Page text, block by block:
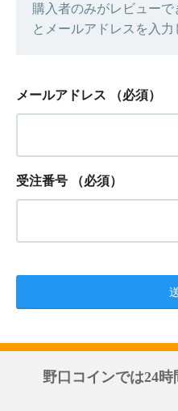
購入者のみがレビュー
とメールアドレスを入力
メールアドレス （必須）
受注番号 （必須）
野口コインでは24時